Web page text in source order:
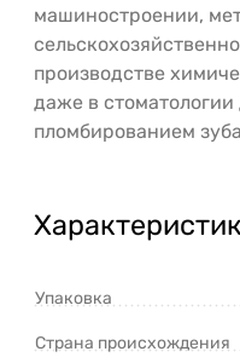
машиностроении,
производстве
даже в
пломбированием
Упаковка
Страна происхождения